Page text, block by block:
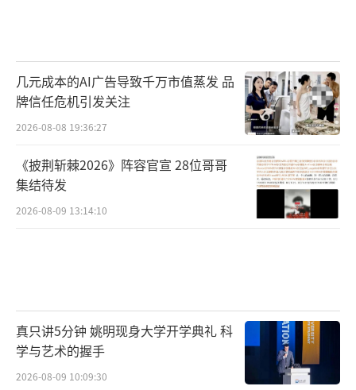
几元成本的AI广告导致千万市值蒸发 品
牌信任危机引发关注
2026-08-08 19:36:27
《披荆斩棘2026》阵容官宣 28位哥哥
集结待发
2026-08-09 13:14:10
真只讲5分钟 姚明现身大学开学典礼 科
学与艺术的握手
2026-08-09 10:09:30